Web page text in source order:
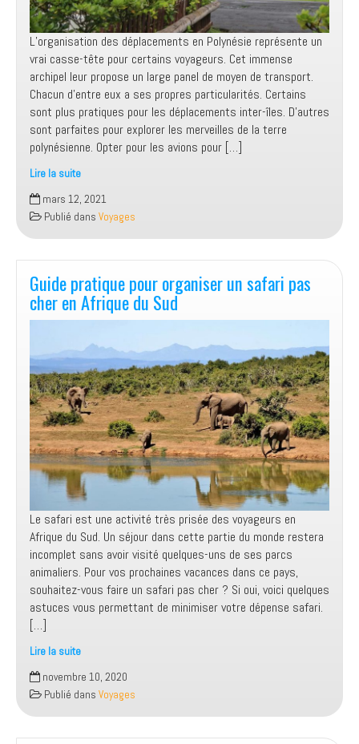
L’organisation des déplacements en Polynésie représente un
vrai casse-tête pour certains voyageurs. Cet immense
archipel leur propose un large panel de moyen de transport.
Chacun d’entre eux a ses propres particularités. Certains
sont plus pratiques pour les déplacements inter-îles. D’autres
sont parfaites pour explorer les merveilles de la terre
polynésienne. Opter pour les avions pour […]
Lire la suite
Bien
choisir
ses
moyens
de
transport
durant
ses
Polynésie
mars 12, 2021
Publié dans Voyages
Guide pratique pour organiser un safari pas
cher en Afrique du Sud
Le safari est une activité très prisée des voyageurs en
Afrique du Sud. Un séjour dans cette partie du monde restera
incomplet sans avoir visité quelques-uns de ses parcs
animaliers. Pour vos prochaines vacances dans ce pays,
souhaitez-vous faire un safari pas cher ? Si oui, voici quelques
astuces vous permettant de minimiser votre dépense safari.
[…]
Lire la suite
Guide
pratique
pour
organiser
un
novembre 10, 2020
Publié dans Voyages